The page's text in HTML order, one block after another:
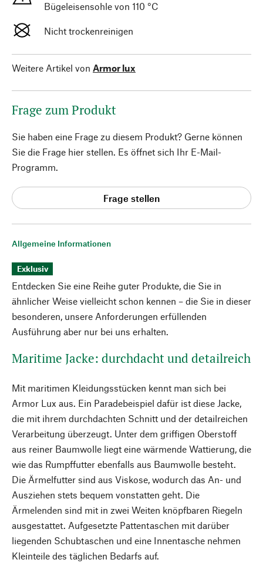
Allgemeine Informationen
Exklusiv
Entdecken Sie eine Reihe guter Produkte, die Sie in
ähnlicher Weise vielleicht schon kennen – die Sie in dieser
besonderen, unsere Anforderungen erfüllenden
Ausführung aber nur bei uns erhalten.
Maritime Jacke: durchdacht und detailreich
Mit maritimen Kleidungsstücken kennt man sich bei
Armor Lux aus. Ein Paradebeispiel dafür ist diese Jacke,
die mit ihrem durchdachten Schnitt und der detailreichen
Verarbeitung überzeugt. Unter dem griffigen Oberstoff
aus reiner Baumwolle liegt eine wärmende Wattierung, die
wie das Rumpffutter ebenfalls aus Baumwolle besteht.
Die Ärmelfutter sind aus Viskose, wodurch das An- und
Ausziehen stets bequem vonstatten geht. Die
Ärmelenden sind mit in zwei Weiten knöpfbaren Riegeln
ausgestattet. Aufgesetzte Pattentaschen mit darüber
liegenden Schubtaschen und eine Innentasche nehmen
Kleinteile des täglichen Bedarfs auf.
Bügeleisensohle von 110 °C
Nicht trockenreinigen
Weitere Artikel von Armor lux
Frage zum Produkt
Sie haben eine Frage zu diesem Produkt? Gerne können
Sie die Frage hier stellen. Es öffnet sich Ihr E-Mail-
Programm.
Frage stellen